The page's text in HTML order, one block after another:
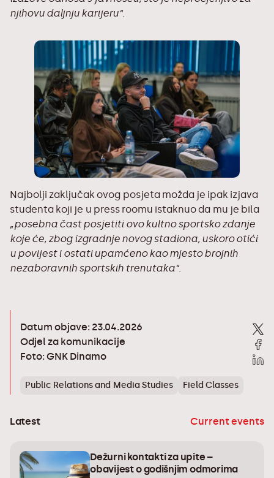
njihovu daljnju karijeru“.
Najbolji zaključak ovog posjeta možda je ipak izjava
studenta koji je u press roomu istaknuo da mu je bila
„posebna čast posjetiti ovo kultno sportsko zdanje
koje će, zbog izgradnje novog stadiona, uskoro otići
u povijest i ostati upamćeno kao mjesto brojnih
nezaboravnih sportskih trenutaka“.
Datum objave: 23.04.2026
Odjel za komunikacije
Foto: GNK Dinamo
Public Relations and Media Studies Field Classes
Latest Current events
Dežurni kontakti za upite –
obavijest o godišnjim odmorima